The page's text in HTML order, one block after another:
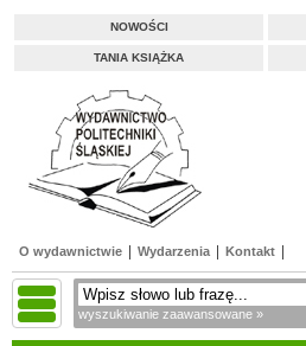
NOWOŚCI
TANIA KSIĄŻKA
O wydawnictwie Wydarzenia Kontakt
wyszukiwanie zaawansowane »